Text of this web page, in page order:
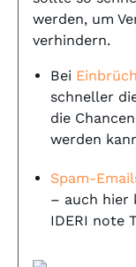
werden, um
verhindern.
Bei
schneller
die
werden
Spam-
– auch hier
IDERI note